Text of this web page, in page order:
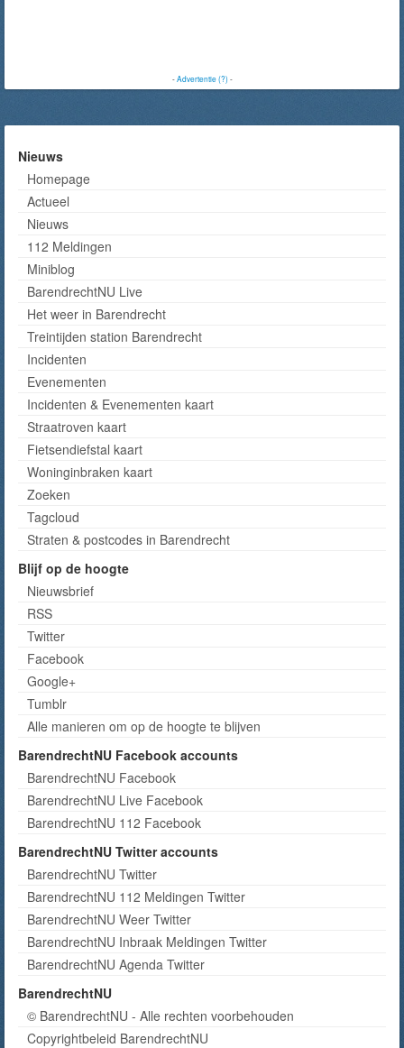
-Advertentie (?)-
Nieuws
Homepage
Actueel
Nieuws
112 Meldingen
Miniblog
BarendrechtNU Live
Het weer in Barendrecht
Treintijden station Barendrecht
Incidenten
Evenementen
Incidenten & Evenementen kaart
Straatroven kaart
Fietsendiefstal kaart
Woninginbraken kaart
Zoeken
Tagcloud
Straten & postcodes in Barendrecht
Blijf op de hoogte
Nieuwsbrief
RSS
Twitter
Facebook
Google+
Tumblr
Alle manieren om op de hoogte te blijven
BarendrechtNU Facebook accounts
BarendrechtNU Facebook
BarendrechtNU Live Facebook
BarendrechtNU 112 Facebook
BarendrechtNU Twitter accounts
BarendrechtNU Twitter
BarendrechtNU 112 Meldingen Twitter
BarendrechtNU Weer Twitter
BarendrechtNU Inbraak Meldingen Twitter
BarendrechtNU Agenda Twitter
BarendrechtNU
© BarendrechtNU - Alle rechten voorbehouden
Copyrightbeleid BarendrechtNU